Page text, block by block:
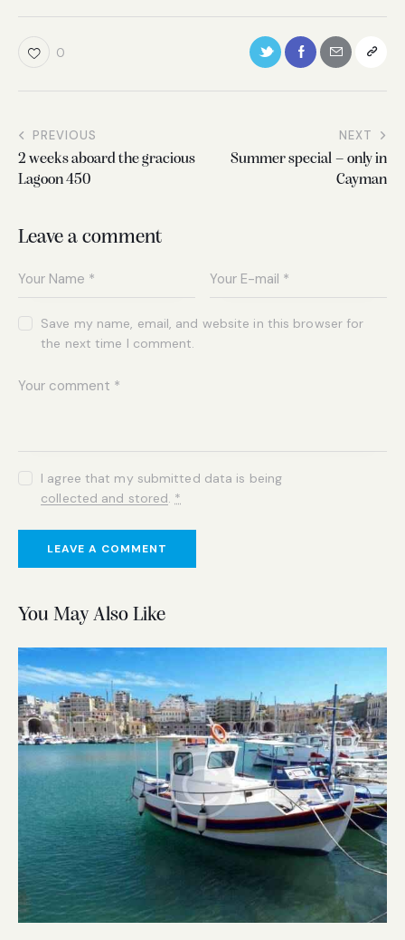
0
PREVIOUS
2 weeks aboard the gracious
Lagoon 450
NEXT
Summer special – only in
Cayman
Leave a comment
Save my name, email, and website in this browser for
the next time I comment.
I agree that my submitted data is being
collected and stored. *
You May Also Like